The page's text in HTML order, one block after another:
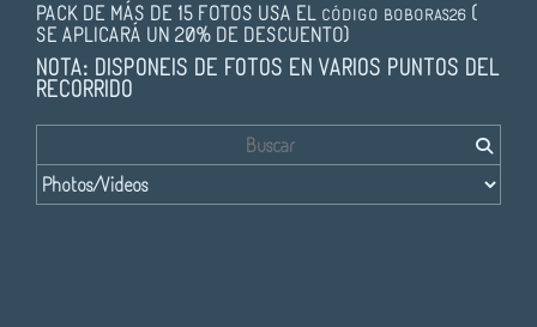
PACK DE MÁS DE 15 FOTOS USA EL CÓDIGO BOBORAS26 (
SE APLICARÁ UN 20% DE DESCUENTO)
NOTA: DISPONEIS DE FOTOS EN VARIOS PUNTOS DEL
RECORRIDO